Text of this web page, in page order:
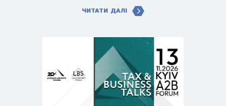
ЧИТАТИ ДАЛІ